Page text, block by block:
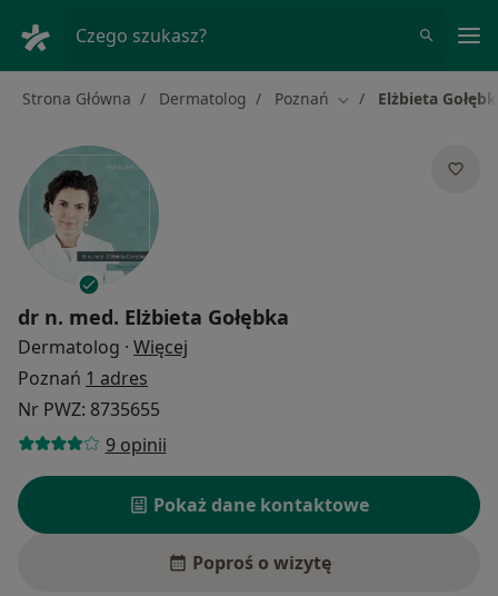
Czego szukasz?
Strona Główna Dermatolog Poznań Zmień miasto
Elżbieta
dr n. med. Elżbieta Gołębka
Dermatolog · Więcej
Poznań 1 adres
Nr PWZ: 8735655
9 opinii
Pokaż dane kontaktowe
Poproś o wizytę